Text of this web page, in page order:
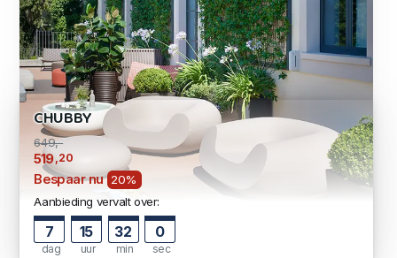
CHUBBY
649,-
519 ,20
Bespaar nu 20%
Aanbieding vervalt over:
7
dag
15
uur
31
min
59
sec